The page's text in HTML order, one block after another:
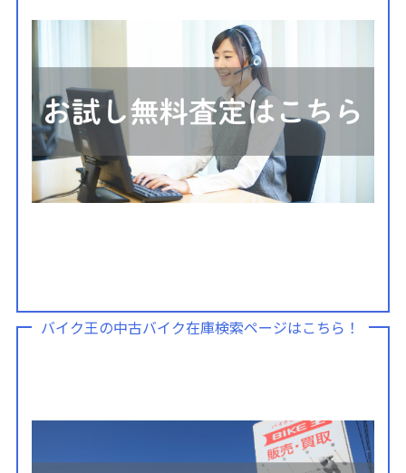
バイク王の中古バイク在庫検索ページはこちら！